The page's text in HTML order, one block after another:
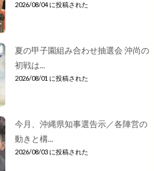
2026/08/04 に投稿された
夏の甲子園組み合わせ抽選会 沖尚の
初戦は...
2026/08/01 に投稿された
今月、沖縄県知事選告示／各陣営の
動きと構...
2026/08/03 に投稿された